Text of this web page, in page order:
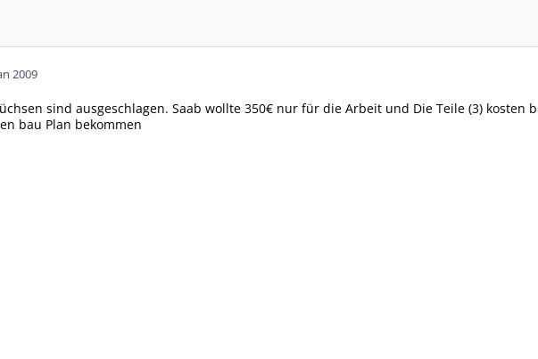
2009
sind ausgeschlagen. Saab wollte 350€ nur für die Arbeit und Die Teile (3) kosten
bau Plan bekommen